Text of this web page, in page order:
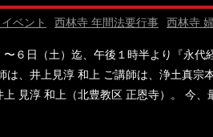
ベント 西林寺 年間法要行事 西林寺
〜６日（土）迄、午後１時半より『永代
は、井上見淳 和上 ご講師は、浄土真宗
見淳 和上（北豊教区 正恩寺）。 今、